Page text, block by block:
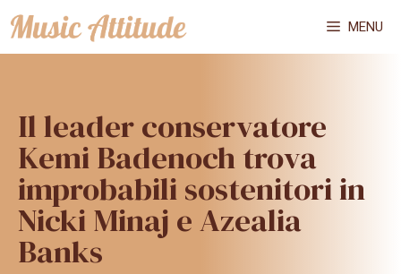
Vai
al
MENU
Il leader conservatore
Kemi Badenoch trova
improbabili sostenitori in
Nicki Minaj e Azealia
Banks